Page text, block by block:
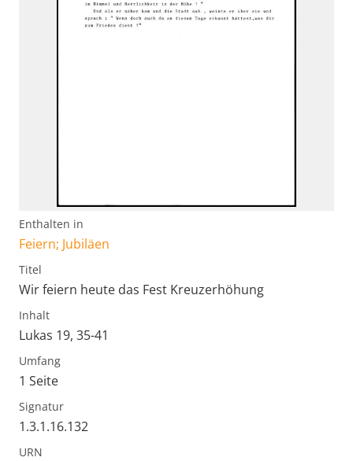
Enthalten in
Feiern; Jubiläen
Titel
Wir feiern heute das Fest Kreuzerhöhung
Inhalt
Lukas 19, 35-41
Umfang
1 Seite
Signatur
1.3.1.16.132
URN